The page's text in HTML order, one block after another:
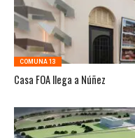
COMUNA 13
Casa FOA llega a Núñez